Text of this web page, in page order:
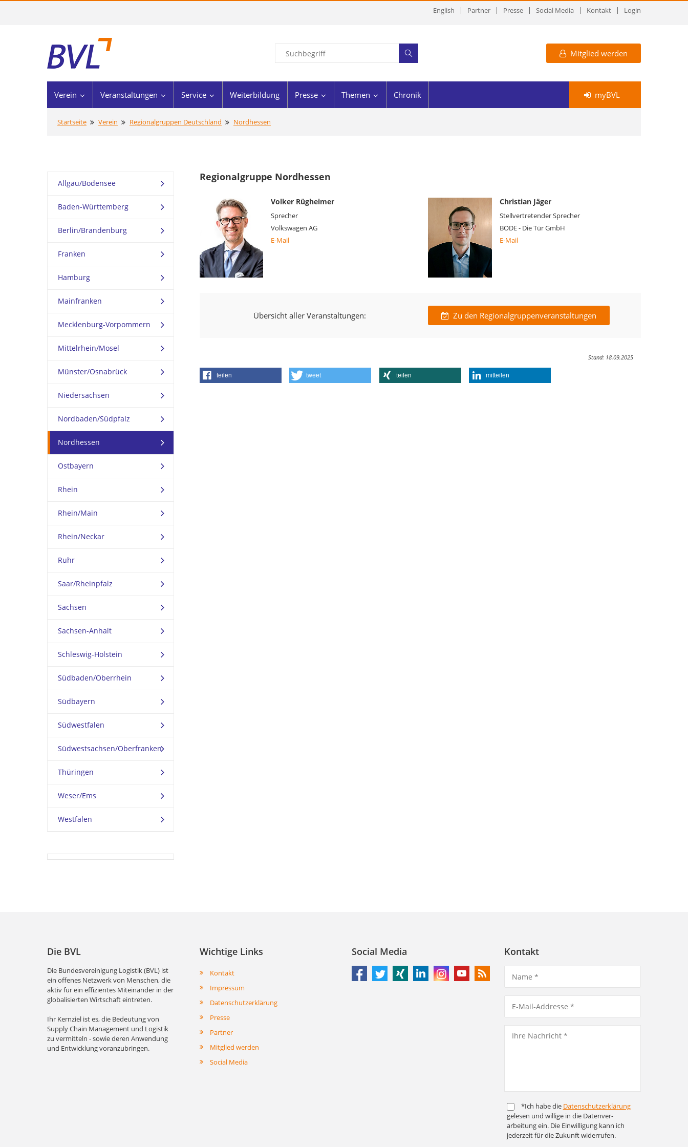
English Partner Presse Social Media Kontakt Login
Mitglied werden
Verein Veranstaltungen Service Weiterbildung Presse Themen Chronik myBVL
Startseite Verein Regionalgruppen Deutschland Nordhessen
Allgäu/Bodensee
Baden-Württemberg
Berlin/Brandenburg
Franken
Hamburg
Mainfranken
Mecklenburg-Vorpommern
Mittelrhein/Mosel
Münster/Osnabrück
Niedersachsen
Nordbaden/Südpfalz
Nordhessen
Ostbayern
Rhein
Rhein/Main
Rhein/Neckar
Ruhr
Saar/Rheinpfalz
Sachsen
Sachsen-Anhalt
Schleswig-Holstein
Südbaden/Oberrhein
Südbayern
Südwestfalen
Südwestsachsen/Oberfranken
Thüringen
Weser/Ems
Westfalen
Regionalgruppe Nordhessen
Volker Rügheimer
Sprecher
Volkswagen AG
E-Mail
Christian Jäger
Stellvertretender Sprecher
BODE - Die Tür GmbH
E-Mail
Übersicht aller Veranstaltungen: Zu den Regionalgruppenveranstaltungen
Stand: 18.09.2025
teilen tweet teilen mitteilen
Die BVL
Die Bundesvereinigung Logistik (BVL) ist
ein offenes Netzwerk von Menschen, die
aktiv für ein effizientes Miteinander in der
globalisierten Wirtschaft eintreten.
Ihr Kernziel ist es, die Bedeutung von
Supply Chain Management und Logistik
zu vermitteln - sowie deren Anwendung
und Entwicklung voranzubringen.
Wichtige Links
Kontakt
Impressum
Datenschutzerklärung
Presse
Partner
Mitglied werden
Social Media
Social Media Kontakt
*Ich habe die Daten­schutz­er­klärung
gelesen und willige in die Daten­ver­
arbeitung ein. Die Ein­willigung kann ich
jederzeit für die Zukunft widerrufen.